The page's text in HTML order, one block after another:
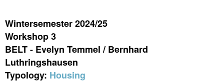
Wintersemester 2024/25
Workshop 3
BELT - Evelyn Temmel / Bernhard
Luthringshausen
Typology: Housing